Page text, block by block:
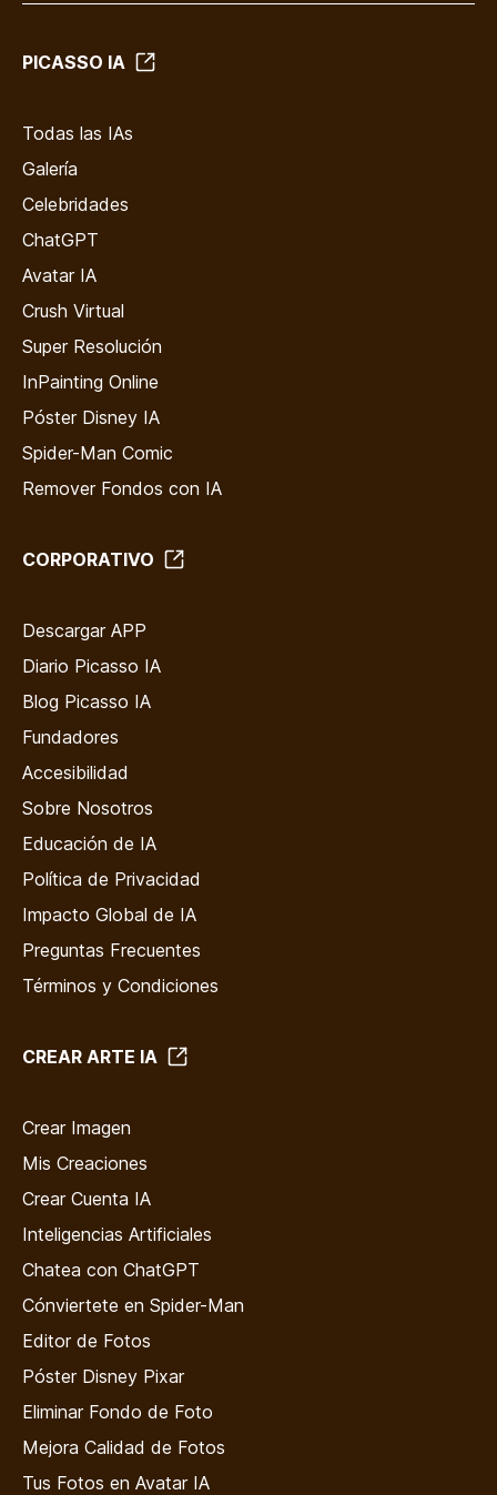
PICASSO IA
Todas las IAs
Galería
Celebridades
ChatGPT
Avatar IA
Crush Virtual
Super Resolución
InPainting Online
Póster Disney IA
Spider-Man Comic
Remover Fondos con IA
CORPORATIVO
Descargar APP
Diario Picasso IA
Blog Picasso IA
Fundadores
Accesibilidad
Sobre Nosotros
Educación de IA
Política de Privacidad
Impacto Global de IA
Preguntas Frecuentes
Términos y Condiciones
CREAR ARTE IA
Crear Imagen
Mis Creaciones
Crear Cuenta IA
Inteligencias Artificiales
Chatea con ChatGPT
Cónviertete en Spider-Man
Editor de Fotos
Póster Disney Pixar
Eliminar Fondo de Foto
Mejora Calidad de Fotos
Tus Fotos en Avatar IA